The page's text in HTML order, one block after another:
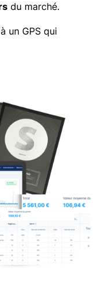
du marché.
un GPS qui